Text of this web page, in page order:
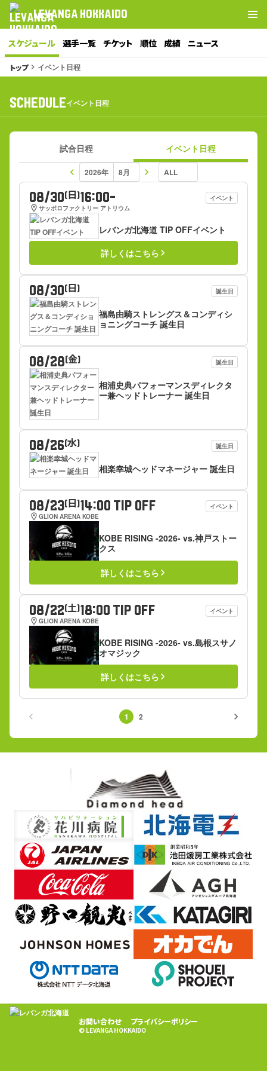
LEVANGA HOKKAIDO
スケジュール 選手一覧 チケット 順位 成績 ニュース
トップkeyboard_arrow_right イベント日程
SCHEDULEイベント日程
試合日程
イベント日程
keyboard_arrow_left
keyboard_arrow_right
08/30 (日) 16:00-
location_on サッポロファクトリー アトリウム
イベント
レバンガ北海道 TIP OFFイベント
詳しくはこちらkeyboard_arrow_right
08/30 (日) 誕生日
福島由騎ストレングス＆コンディシ
ョニングコーチ 誕生日
08/28 (金) 誕生日
相浦史典パフォーマンスディレクタ
ー兼ヘッドトレーナー 誕生日
08/26 (水) 誕生日
相楽幸城ヘッドマネージャー 誕生日
08/23(日) 14:00 TIP OFF
location_on GLION ARENA KOBE
イベント
KOBE RISING -2026- vs.神戸ストー
クス
詳しくはこちらkeyboard_arrow_right
08/22(土) 18:00 TIP OFF
location_on GLION ARENA KOBE
イベント
KOBE RISING -2026- vs.島根スサノ
オマジック
詳しくはこちらkeyboard_arrow_right
keyboard_arrow_left 1 2 keyboard_arrow_right
お問い合わせ プライバシーポリシー
© LEVANGA HOKKAIDO